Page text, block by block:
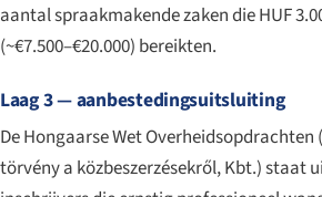
aantal spraakmakende zaken die HUF
(~€7.500–€20.000) bereikten.
Laag 3 — aanbestedingsuitsluiting
De Hongaarse Wet Overheidsopdrachten (
törvény a közbeszerzésekről, Kbt.) staat